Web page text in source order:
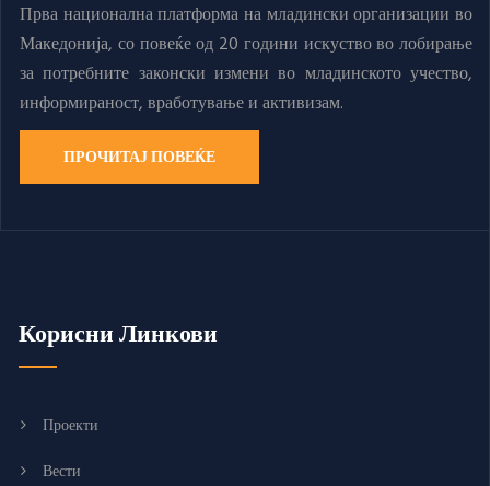
Прва национална платформа на младински организации во
Македонија, со повеќе од 20 години искуство во лобирање
за потребните законски измени во младинското учество,
информираност, вработување и активизам.
ПРОЧИТАЈ ПОВЕЌЕ
Корисни Линкови
Проекти
Вести